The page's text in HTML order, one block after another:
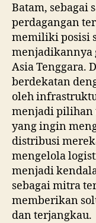
Batam, sebagai
perdagangan
memiliki posisi
menjadikannya
Asia Tenggara.
berdekatan
oleh
menjadi pilihan
yang ingin
distribusi
mengelola
menjadi
sebagai mitra
memberikan
dan terjangkau.